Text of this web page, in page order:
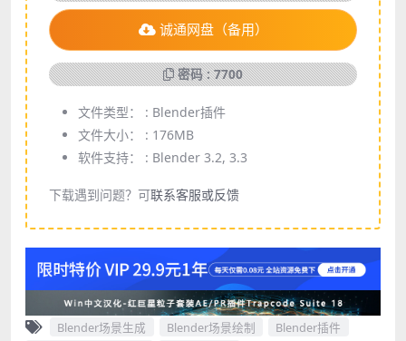
诚通网盘（备用）
密码 : 7700
文件类型： : Blender插件
文件大小： : 176MB
软件支持： : Blender 3.2, 3.3
下载遇到问题？可联系客服或反馈
Blender场景生成 Blender场景绘制 Blender插件